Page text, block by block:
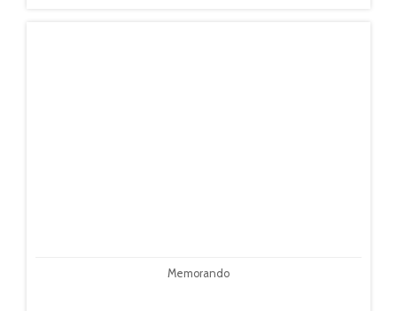
Memorando